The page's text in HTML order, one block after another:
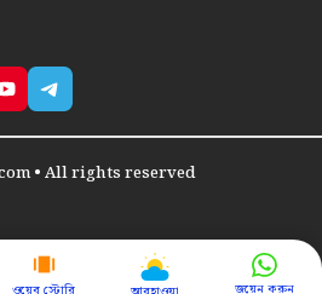
• All rights reserved
জয়েন করুন